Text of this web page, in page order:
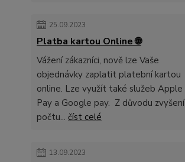
25.09.2023
Platba kartou Online 🌐
Vážení zákazníci, nově lze Vaše
objednávky zaplatit platební kartou
online. Lze využít také služeb Apple
Pay a Google pay. Z důvodu zvyšení
počtu... číst celé
13.09.2023